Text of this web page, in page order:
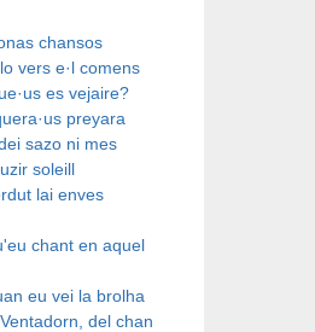
chansos
vers e·l comens
es vejaire?
preyara
sazo ni mes
soleill
lai enves
chant en aquel
eu vei la brolha
del chan